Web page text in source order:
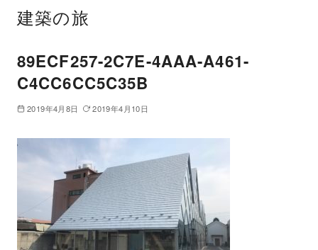
建築の旅
89ECF257-2C7E-4AAA-A461-
C4CC6CC5C35B
2019年4月8日 2019年4月10日